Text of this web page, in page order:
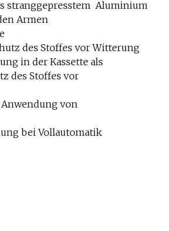
stranggepresstem Aluminium
Armen
des Stoffes vor Witterung
in der Kassette als
des Stoffes vor
von
bei Vollautomatik